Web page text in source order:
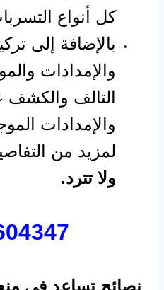
كل أنواع
بالإضافة إلى
والإمدادات
التالف والكشف
والإمدادات
لمزيد من
ولا تترد.
نصائح تساعد في